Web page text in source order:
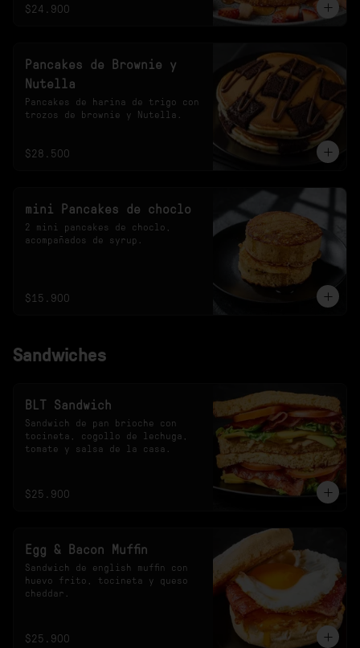
$24.900
Pancakes de Brownie y
Nutella
Pancakes de harina de trigo con
trozos de brownie y Nutella.
$28.500
mini Pancakes de choclo
2 mini pancakes de choclo,
acompañados de syrup.
$15.900
Sandwiches
BLT Sandwich
Sandwich de pan brioche con
tocineta, cogollo de lechuga,
tomate y salsa de la casa.
$25.900
Egg & Bacon Muffin
Sandwich de english muffin con
huevo frito, tocineta y queso
cheddar.
$25.900